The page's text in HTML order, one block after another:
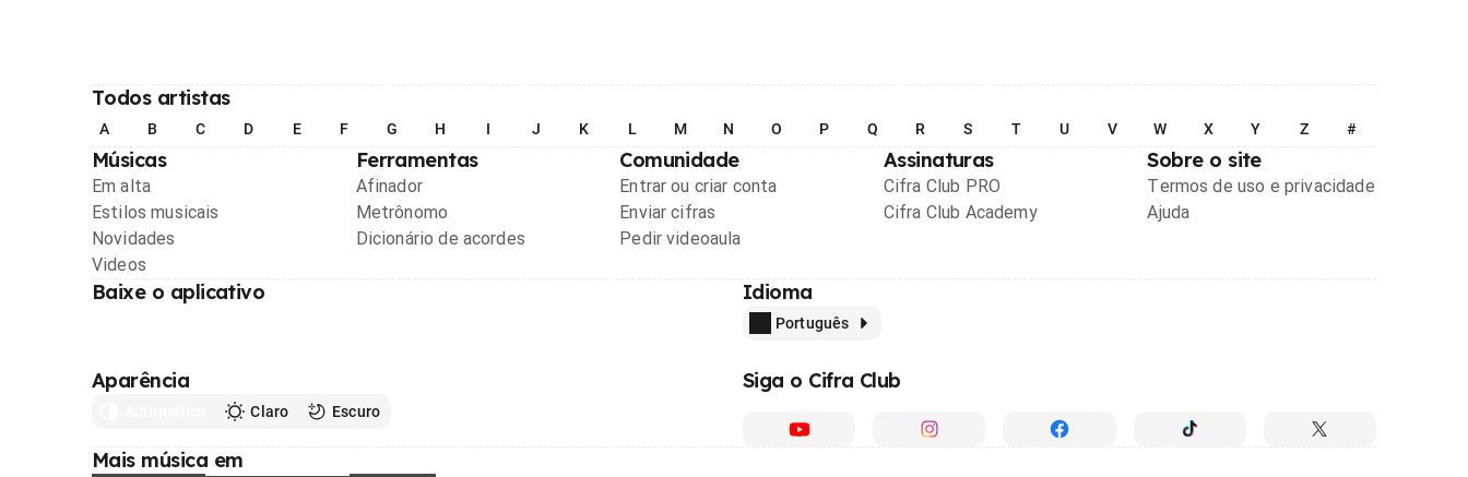
Todos artistas
A B C D E F G H I J K L M N O P Q R S T U V W X Y Z #
Músicas
Em alta
Estilos musicais
Novidades
Videos
Ferramentas
Afinador
Metrônomo
Dicionário de acordes
Comunidade
Entrar ou criar conta
Enviar cifras
Pedir videoaula
Assinaturas
Cifra Club PRO
Cifra Club Academy
Sobre o site
Termos de uso e privacidade
Ajuda
Baixe o aplicativo Idioma
Português
Aparência
Claro Escuro
Siga o Cifra Club
Mais música em